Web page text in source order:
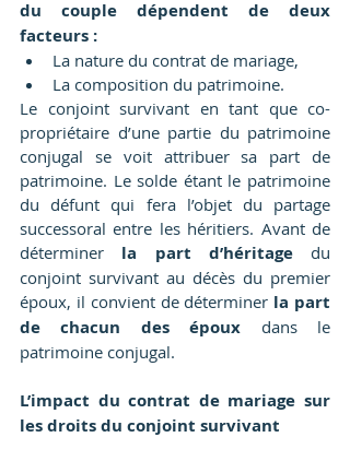
du couple dépendent de deux
facteurs :
La nature du contrat de mariage,
La composition du patrimoine.
Le conjoint survivant en tant que co-
propriétaire d’une partie du patrimoine
conjugal se voit attribuer sa part de
patrimoine. Le solde étant le patrimoine
du défunt qui fera l’objet du partage
successoral entre les héritiers. Avant de
déterminer la part d’héritage du
conjoint survivant au décès du premier
époux, il convient de déterminer la part
de chacun des époux dans le
patrimoine conjugal.
L’impact du contrat de mariage sur
les droits du conjoint survivant